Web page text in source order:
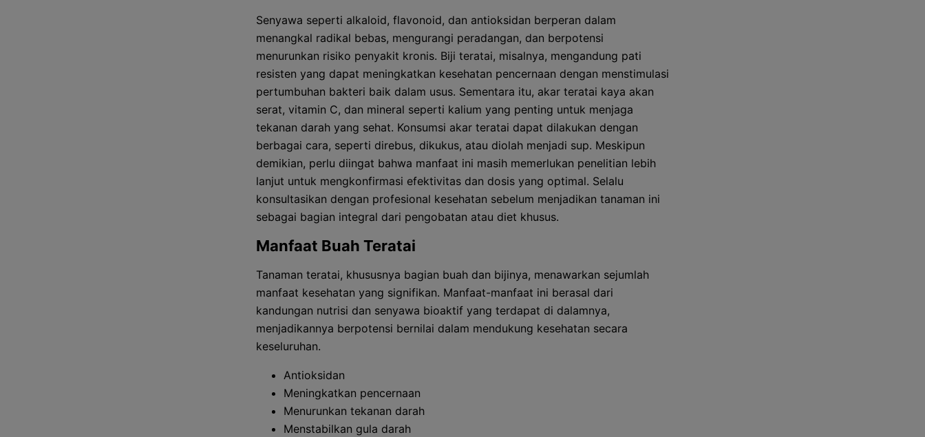
Senyawa seperti alkaloid, flavonoid, dan antioksidan berperan dalam
menangkal radikal bebas, mengurangi peradangan, dan berpotensi
menurunkan risiko penyakit kronis. Biji teratai, misalnya, mengandung pati
resisten yang dapat meningkatkan kesehatan pencernaan dengan menstimulasi
pertumbuhan bakteri baik dalam usus. Sementara itu, akar teratai kaya akan
serat, vitamin C, dan mineral seperti kalium yang penting untuk menjaga
tekanan darah yang sehat. Konsumsi akar teratai dapat dilakukan dengan
berbagai cara, seperti direbus, dikukus, atau diolah menjadi sup. Meskipun
demikian, perlu diingat bahwa manfaat ini masih memerlukan penelitian lebih
lanjut untuk mengkonfirmasi efektivitas dan dosis yang optimal. Selalu
konsultasikan dengan profesional kesehatan sebelum menjadikan tanaman ini
sebagai bagian integral dari pengobatan atau diet khusus.
Manfaat Buah Teratai
Tanaman teratai, khususnya bagian buah dan bijinya, menawarkan sejumlah
manfaat kesehatan yang signifikan. Manfaat-manfaat ini berasal dari
kandungan nutrisi dan senyawa bioaktif yang terdapat di dalamnya,
menjadikannya berpotensi bernilai dalam mendukung kesehatan secara
keseluruhan.
Antioksidan
Meningkatkan pencernaan
Menurunkan tekanan darah
Menstabilkan gula darah